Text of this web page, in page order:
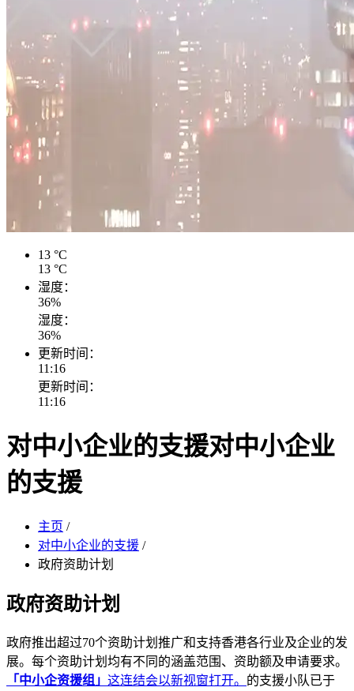
13 °C
13 °C
湿度：
36%
湿度：
36%
更新时间：
11:16
更新时间：
11:16
对中小企业的支援对中小企业
的支援
主页 /
对中小企业的支援 /
政府资助计划
政府资助计划
政府推出超过70个资助计划推广和支持香港各行业及企业的发
展。每个资助计划均有不同的涵盖范围、资助额及申请要求。
「中小企资援组」 这连结会以新视窗打开。 的支援小队已于